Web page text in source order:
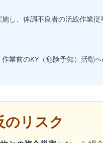
し、体調不良者の活線作業従
業前のKY（危険予知）活動
のリスク